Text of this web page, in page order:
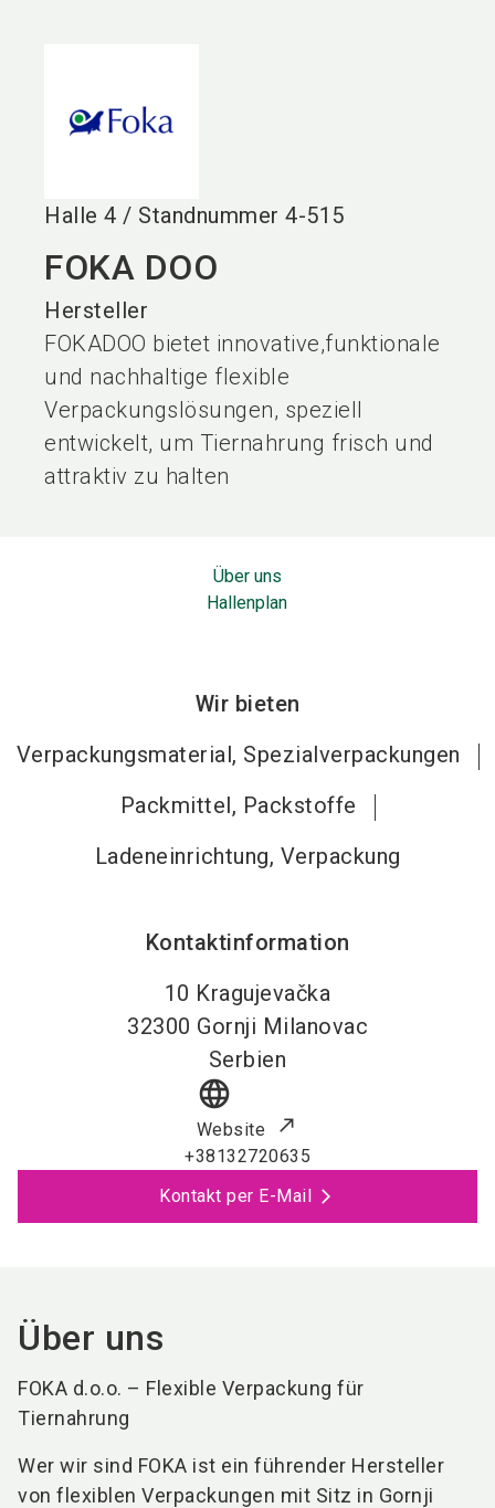
Halle 4 / Standnummer 4-515
FOKA DOO
Hersteller
FOKADOO bietet innovative,funktionale
und nachhaltige flexible
Verpackungslösungen, speziell
entwickelt, um Tiernahrung frisch und
attraktiv zu halten
Über uns
Hallenplan
Wir bieten
Verpackungsmaterial, Spezialverpackungen
Packmittel, Packstoffe
Ladeneinrichtung, Verpackung
Kontaktinformation
10 Kragujevačka
32300 Gornji Milanovac
Serbien
language
Website
+38132720635
Kontakt per E-Mail
Über uns
FOKA d.o.o. – Flexible Verpackung für
Tiernahrung
Wer wir sind FOKA ist ein führender Hersteller
von flexiblen Verpackungen mit Sitz in Gornji